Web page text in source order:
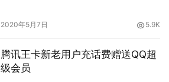
2020年5月7日 5.9K
腾讯王卡新老用户充话费赠送QQ超
级会员